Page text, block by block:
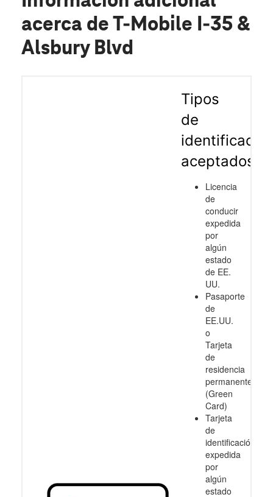
acerca de T-Mobile I-35 &
Alsbury Blvd
Tipos
de
aceptados
Licencia
de
conducir
expedida
por
algún
estado
de EE.
UU.
Pasaporte
de
EE.UU.
o
Tarjeta
de
residencia
permanente
(Green
Card)
Tarjeta
de
identificación
expedida
por
algún
estado